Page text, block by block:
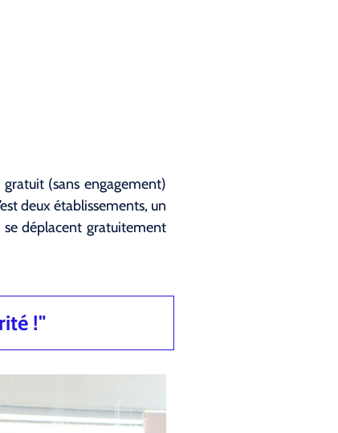
(sans engagement)
deux établissements, un
se déplacent gratuitement
!"